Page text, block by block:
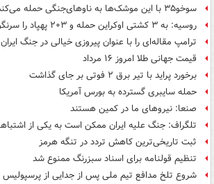
سوخو۳۵ با این موشک‌ها به ناوهای‌جنگی حمله می‌کند
روسیه: به ۳ کشتی اوکراین حمله و ۲۰۳ پهپاد را سرنگون کردیم
ترامپ مقاله‌ای را با عنوان پیروزی خیالی در جنگ
قیمت جهانی طلا امروز ۱۶ مرداد
برخورد پراید با تیر برق ۲ فوتی بر جای گذاشت
حمله سایبری گسترده به بورس آمریکا
صنعا: نیروهای ما در کمین‌ هستند
تلگراف: جنگ علیه ایران ممکن است به یکی از
ثبت تاریخی‌ترین کاهش تردد در تنگه هرمز
تنظیم قولنامه برای اسناد سبزرنگ ممنوع شد
شروع تلخ مدافع تیم ملی پس از جدایی از پرسپولیس